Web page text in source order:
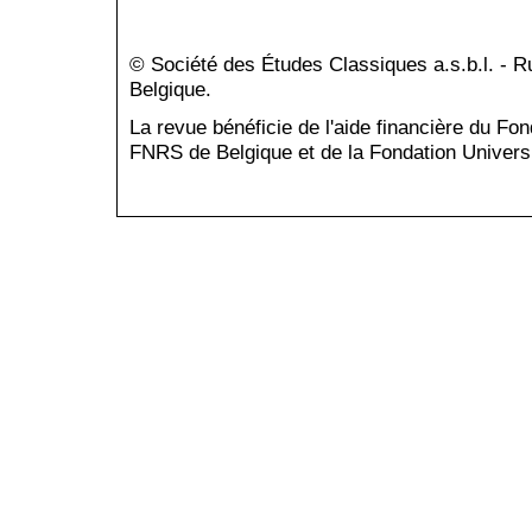
© Société des Études Classiques a.s.b.l. -
Belgique.
La revue bénéficie de l'aide financière du
FNRS de Belgique et de la Fondation